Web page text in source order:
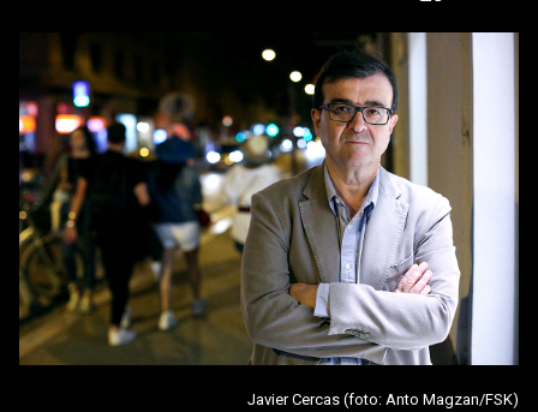
Javier Cercas (foto: Anto Magzan/FSK)